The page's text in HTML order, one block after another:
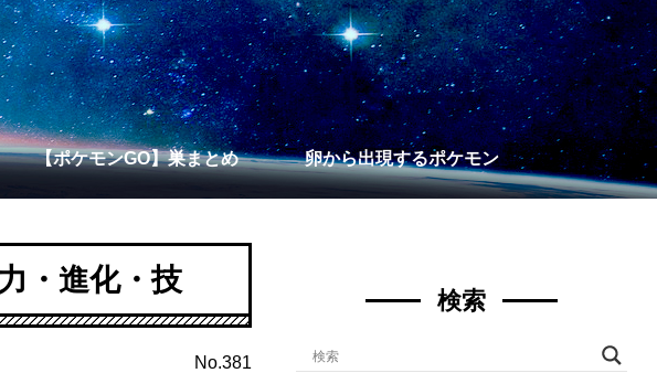
【ポケモンGO】巣まとめ 卵から出現するポケモン
・進化・技
No.381
検索